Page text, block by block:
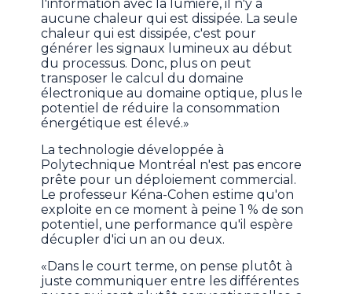
l'information avec la lumière, il n'y a
aucune chaleur qui est dissipée. La seule
chaleur qui est dissipée, c'est pour
générer les signaux lumineux au début
du processus. Donc, plus on peut
transposer le calcul du domaine
électronique au domaine optique, plus le
potentiel de réduire la consommation
énergétique est élevé.»
La technologie développée à
Polytechnique Montréal n'est pas encore
prête pour un déploiement commercial.
Le professeur Kéna-Cohen estime qu'on
exploite en ce moment à peine 1 % de son
potentiel, une performance qu'il espère
décupler d'ici un an ou deux.
«Dans le court terme, on pense plutôt à
juste communiquer entre les différentes